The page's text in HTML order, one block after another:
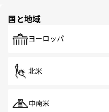
で、ホーカーズは地
国と地域
ヨーロッパ
北米
中南米